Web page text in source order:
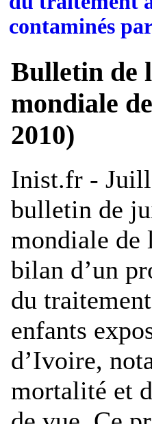
contaminés
Bulletin de
mondiale
2010)
Inist.fr -
bulletin de
mondiale de
bilan d’un
du
enfants
d’Ivoire,
mortalité et